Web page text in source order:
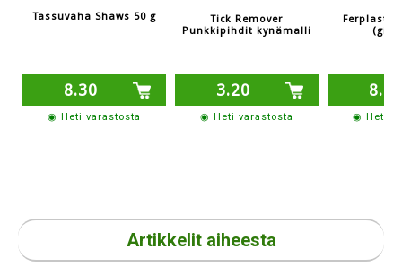
Tassuvaha Shaws 50 g
8.30
◉ Heti varastosta
Tick Remover
Punkkipihdit kynämalli
3.20
◉ Heti varastosta
Ferplast
8.20
◉ Heti
Artikkelit aiheesta